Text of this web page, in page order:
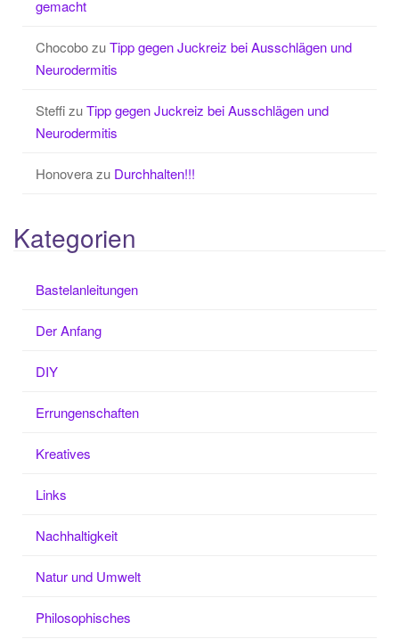
gemacht
ChocobozuTipp gegen Juckreiz bei Ausschlägen und
Neurodermitis
SteffizuTipp gegen Juckreiz bei Ausschlägen und
Neurodermitis
Honoverazu Durchhalten!!!
Kategorien
Bastelanleitungen
Der Anfang
DIY
Errungenschaften
Kreatives
Links
Nachhaltigkeit
Natur und Umwelt
Philosophisches